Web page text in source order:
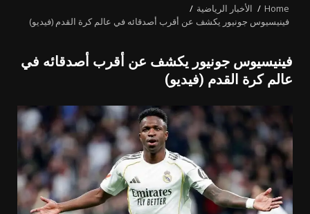
Home
الأخبار الرياضية
فينيسيوس جونيور يكشف عن أقرب أصدقائه في عالم كرة القدم (فيديو)
فينيسيوس جونيور يكشف عن أقرب أصدقائه في
عالم كرة القدم (فيديو)